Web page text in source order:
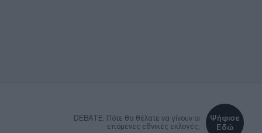
DEBATE: Πότε θα θέλατε να γίνουν οι
επόμενες εθνικές εκλογές;
Ψήφισε
Εδώ